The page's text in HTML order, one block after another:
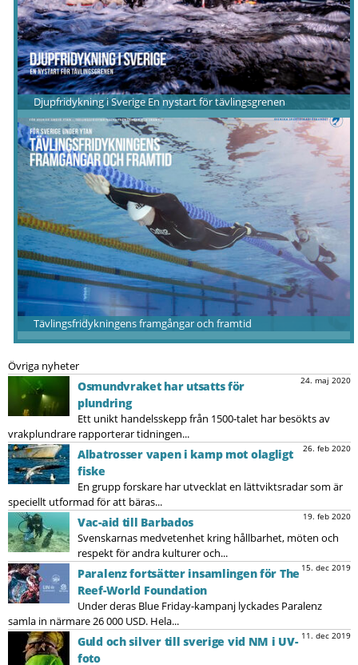
Djupfridykning i Sverige En nystart för tävlingsgrenen
Tävlingsfridykningens framgångar och framtid
Övriga nyheter
24. maj 2020
Osmundvraket har utsatts för
plundring
Ett unikt handelsskepp från 1500-talet har besökts av
vrakplundrare rapporterar tidningen...
26. feb 2020
Albatrosser vapen i kamp mot olagligt
fiske
En grupp forskare har utvecklat en lättviktsradar som är
speciellt utformad för att bäras...
19. feb 2020
Vac-aid till Barbados
Svenskarnas medvetenhet kring hållbarhet, möten och
respekt för andra kulturer och...
15. dec 2019
Paralenz fortsätter insamlingen för The
Reef-World Foundation
Under deras Blue Friday-kampanj lyckades Paralenz
samla in närmare 26 000 USD. Hela...
11. dec 2019
Guld och silver till sverige vid NM i UV-
foto